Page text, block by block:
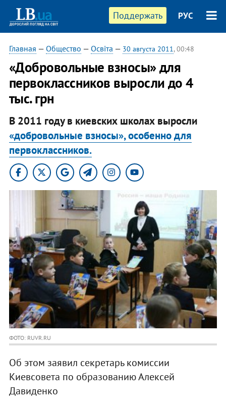
Поддержать РУС
Главная — Общество — Освіта — 30 августа 2011, 00:48
«Добровольные взносы» для
первоклассников выросли до 4
тыс. грн
В 2011 году в киевских школах выросли
«добровольные взносы», особенно для
первоклассников.
ФОТО: RUVR.RU
Об этом заявил секретарь комиссии
Киевсовета по образованию Алексей
Давиденко